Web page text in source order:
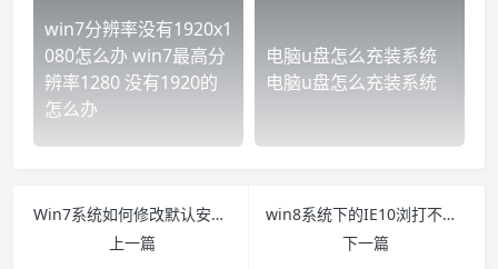
win7分辨率没有1920x1
080怎么办 win7最高分
辨率1280 没有1920的
怎么办
电脑u盘怎么充装系统
电脑u盘怎么充装系统
Win7系统如何修改默认安装目录
上一篇
win8系统下的IE10浏打不开QQ空间
下一篇